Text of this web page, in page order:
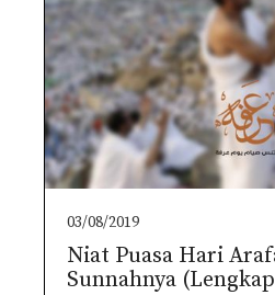
03/08/2019
Niat Puasa Hari
Sunnahnya